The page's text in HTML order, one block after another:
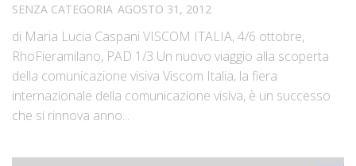
SENZA CATEGORIA AGOSTO 31, 2012
di Maria Lucia Caspani VISCOM ITALIA, 4/6 ottobre,
RhoFieramilano, PAD 1/3 Un nuovo viaggio alla scoperta
della comunicazione visiva Viscom Italia, la fiera
internazionale della comunicazione visiva, è un successo
che si rinnova anno...